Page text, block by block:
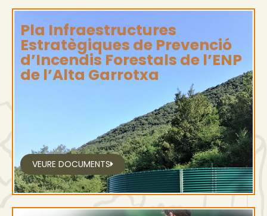
Pla Infraestructures
Estratègiques de Prevenció
d’Incendis Forestals de l’ENP
de l’Alta Garrotxa
VEURE DOCUMENTS